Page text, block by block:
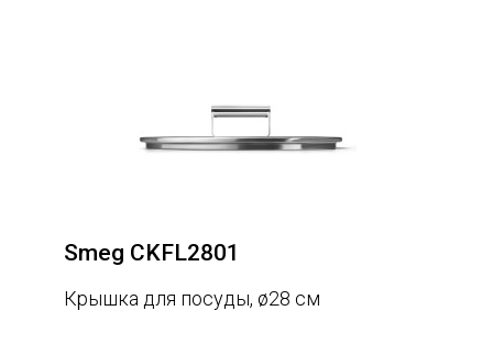
Только доступные товары
Smeg CKFL2801
Крышка для посуды, ø28 см